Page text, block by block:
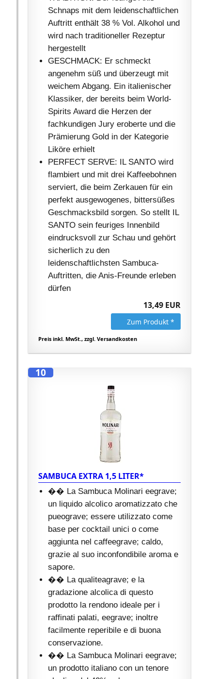
Schnaps mit dem leidenschaftlichen
Auftritt enthält 38 % Vol. Alkohol und
wird nach traditioneller Rezeptur
hergestellt
GESCHMACK: Er schmeckt
angenehm süß und überzeugt mit
weichem Abgang. Ein italienischer
Klassiker, der bereits beim World-
Spirits Award die Herzen der
fachkundigen Jury eroberte und die
Prämierung Gold in der Kategorie
Liköre erhielt
PERFECT SERVE: IL SANTO wird
flambiert und mit drei Kaffeebohnen
serviert, die beim Zerkauen für ein
perfekt ausgewogenes, bittersüßes
Geschmacksbild sorgen. So stellt IL
SANTO sein feuriges Innenbild
eindrucksvoll zur Schau und gehört
sicherlich zu den
leidenschaftlichsten Sambuca-
Auftritten, die Anis-Freunde erleben
dürfen
13,49 EUR
Zum Produkt *
Preis inkl. MwSt., zzgl. Versandkosten
10
SAMBUCA EXTRA 1,5 LITER*
�� La Sambuca Molinari eegrave;
un liquido alcolico aromatizzato che
pueograve; essere utilizzato come
base per cocktail unici o come
aggiunta nel caffeegrave; caldo,
grazie al suo inconfondibile aroma e
sapore.
�� La qualiteagrave; e la
gradazione alcolica di questo
prodotto la rendono ideale per i
raffinati palati, eegrave; inoltre
facilmente reperibile e di buona
conservazione.
�� La Sambuca Molinari eegrave;
un prodotto italiano con un tenore